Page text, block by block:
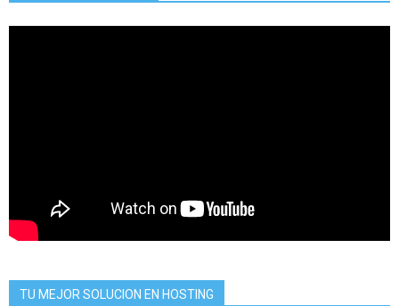
TU MEJOR SOLUCION EN HOSTING